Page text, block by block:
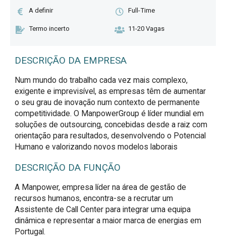
A definir Full-Time
Termo incerto 11-20 Vagas
DESCRIÇÃO DA EMPRESA
Num mundo do trabalho cada vez mais complexo,
exigente e imprevisível, as empresas têm de aumentar
o seu grau de inovação num contexto de permanente
competitividade. O ManpowerGroup é líder mundial em
soluções de outsourcing, concebidas desde a raiz com
orientação para resultados, desenvolvendo o Potencial
Humano e valorizando novos modelos laborais
DESCRIÇÃO DA FUNÇÃO
A Manpower, empresa líder na área de gestão de
recursos humanos, encontra-se a recrutar um
Assistente de Call Center para integrar uma equipa
dinâmica e representar a maior marca de energias em
Portugal.